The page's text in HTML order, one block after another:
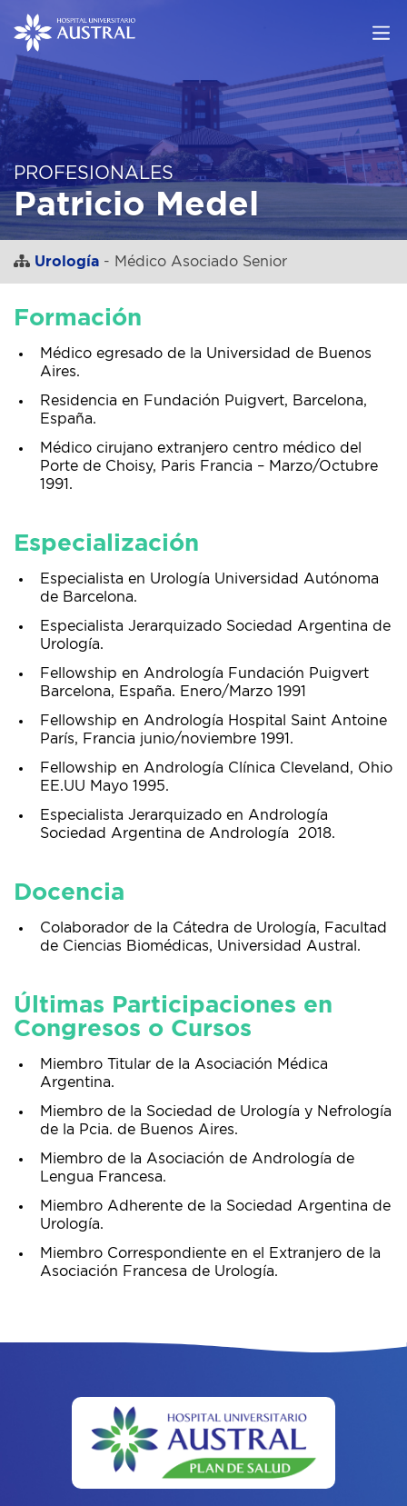
PROFESIONALES
Patricio Medel
Urología - Médico Asociado Senior
Formación
Médico egresado de la Universidad de Buenos
Aires.
Residencia en Fundación Puigvert, Barcelona,
España.
Médico cirujano extranjero centro médico del
Porte de Choisy, Paris Francia – Marzo/Octubre
1991.
Especialización
Especialista en Urología Universidad Autónoma
de Barcelona.
Especialista Jerarquizado Sociedad Argentina de
Urología.
Fellowship en Andrología Fundación Puigvert
Barcelona, España. Enero/Marzo 1991
Fellowship en Andrología Hospital Saint Antoine
París, Francia junio/noviembre 1991.
Fellowship en Andrología Clínica Cleveland, Ohio
EE.UU Mayo 1995.
Especialista Jerarquizado en Andrología
Sociedad Argentina de Andrología 2018.
Docencia
Colaborador de la Cátedra de Urología, Facultad
de Ciencias Biomédicas, Universidad Austral.
Últimas Participaciones en
Congresos o Cursos
Miembro Titular de la Asociación Médica
Argentina.
Miembro de la Sociedad de Urología y Nefrología
de la Pcia. de Buenos Aires.
Miembro de la Asociación de Andrología de
Lengua Francesa.
Miembro Adherente de la Sociedad Argentina de
Urología.
Miembro Correspondiente en el Extranjero de la
Asociación Francesa de Urología.